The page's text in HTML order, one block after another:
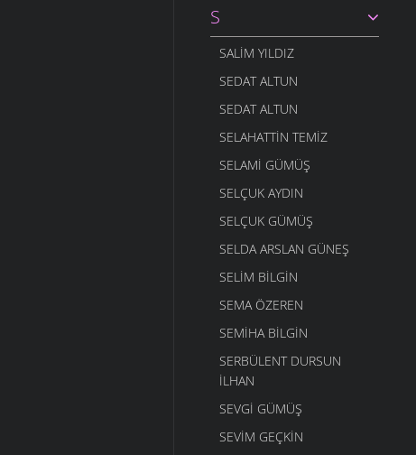
S
SALIM YILDIZ
SEDAT ALTUN
SEDAT ALTUN
SELAHATTIN TEMIZ
SELAMI GÜMÜŞ
SELÇUK AYDIN
SELÇUK GÜMÜŞ
SELDA ARSLAN GÜNEŞ
SELIM BILGIN
SEMA ÖZEREN
SEMIHA BILGIN
SERBÜLENT DURSUN
İLHAN
SEVGI GÜMÜŞ
SEVIM GEÇKIN